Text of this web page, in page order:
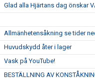
Glad alla Hjärtans dag önskar
Allmänhetensåkning se tider
Huvudskydd åter i lager
Vask på YouTube!
BESTÄLLNING AV